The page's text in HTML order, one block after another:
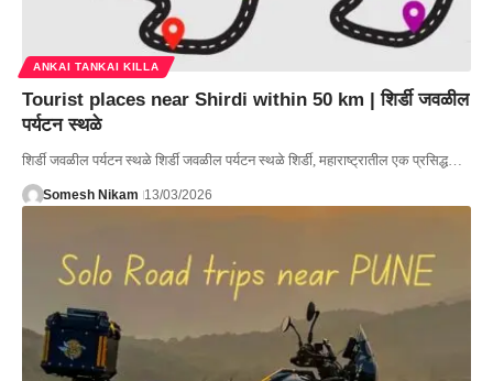
ANKAI TANKAI KILLA
Tourist places near Shirdi within 50 km | शिर्डी जवळील
पर्यटन स्थळे
शिर्डी जवळील पर्यटन स्थळे शिर्डी जवळील पर्यटन स्थळे शिर्डी, महाराष्ट्रातील एक प्रसिद्ध…
Somesh Nikam 13/03/2026